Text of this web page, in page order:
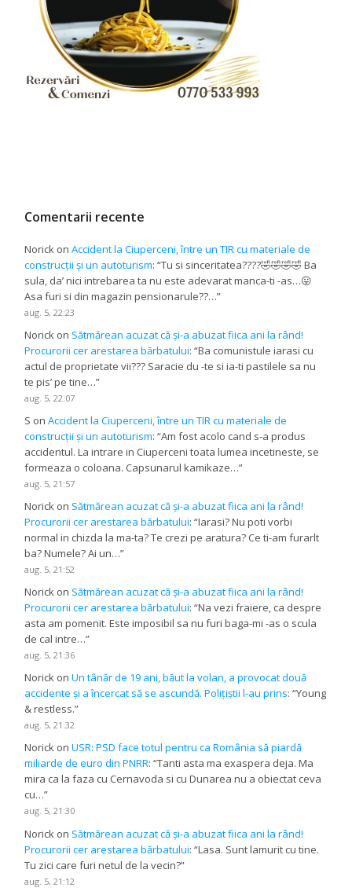
Comentarii recente
Norick onAccident la Ciuperceni, între un TIR cu materiale de
construcții și un autoturism: “Tu si sinceritatea????🤣🤣🤣🤣 Ba
sula, da’ nici intrebarea ta nu este adevarat manca-ti -as…😛
Asa furi si din magazin pensionarule??…”
aug. 5, 22:23
Norick on Sătmărean acuzat că și-a abuzat fiica ani la rând!
Procurorii cer arestarea bărbatului: “Ba comunistule iarasi cu
actul de proprietate vii??? Saracie du -te si ia-ti pastilele sa nu
te pis’ pe tine…”
aug. 5, 22:07
S onAccident la Ciuperceni, între un TIR cu materiale de
construcții și un autoturism: “Am fost acolo cand s-a produs
accidentul. La intrare in Ciuperceni toata lumea incetineste, se
formeaza o coloana. Capsunarul kamikaze…”
aug. 5, 21:57
Norick on Sătmărean acuzat că și-a abuzat fiica ani la rând!
Procurorii cer arestarea bărbatului: “Iarasi? Nu poti vorbi
normal in chizda la ma-ta? Te crezi pe aratura? Ce ti-am furarlt
ba? Numele? Ai un…”
aug. 5, 21:52
Norick on Sătmărean acuzat că și-a abuzat fiica ani la rând!
Procurorii cer arestarea bărbatului: “Na vezi fraiere, ca despre
asta am pomenit. Este imposibil sa nu furi baga-mi -as o scula
de cal intre…”
aug. 5, 21:36
Norick onUn tânăr de 19 ani, băut la volan, a provocat două
accidente și a încercat să se ascundă. Polițiștii l-au prins: “Young
& restless.”
aug. 5, 21:32
Norick onUSR: PSD face totul pentru ca România să piardă
miliarde de euro din PNRR: “Tanti asta ma exaspera deja. Ma
mira ca la faza cu Cernavoda si cu Dunarea nu a obiectat ceva
cu…”
aug. 5, 21:30
Norick on Sătmărean acuzat că și-a abuzat fiica ani la rând!
Procurorii cer arestarea bărbatului: “Lasa. Sunt lamurit cu tine.
Tu zici care furi netul de la vecin?”
aug. 5, 21:12